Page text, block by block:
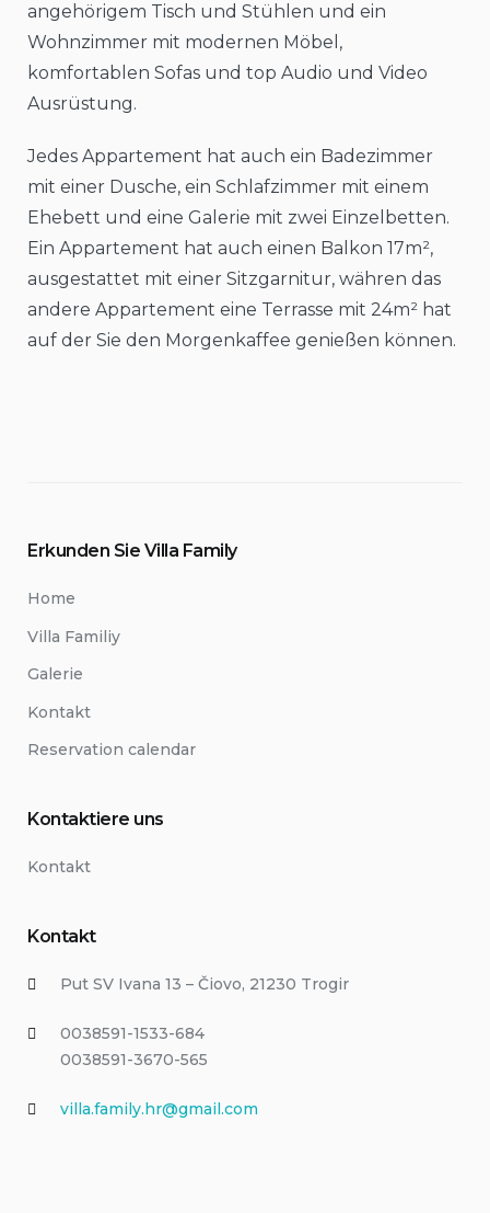
angehörigem Tisch und Stühlen und ein
Wohnzimmer mit modernen Möbel,
komfortablen Sofas und top Audio und Video
Ausrüstung.
Jedes Appartement hat auch ein Badezimmer
mit einer Dusche, ein Schlafzimmer mit einem
Ehebett und eine Galerie mit zwei Einzelbetten.
Ein Appartement hat auch einen Balkon 17m²,
ausgestattet mit einer Sitzgarnitur, währen das
andere Appartement eine Terrasse mit 24m² hat
auf der Sie den Morgenkaffee genießen können.
Erkunden Sie Villa Family
Home
Villa Familiy
Galerie
Kontakt
Reservation calendar
Kontaktiere uns
Kontakt
Kontakt
Put SV Ivana 13 – Čiovo, 21230 Trogir
0038591-1533-684
0038591-3670-565
villa.family.hr@gmail.com